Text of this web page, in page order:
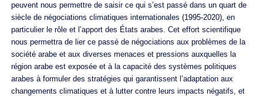
peuvent nous permettre de saisir ce qui s’est passé dans un quart de
siècle de négociations climatiques internationales (1995-2020), en
particulier le rôle et l’apport des États arabes. Cet effort scientifique
nous permettra de lier ce passé de négociations aux problèmes de la
société arabe et aux diverses menaces et pressions auxquelles la
région arabe est exposée et à la capacité des systèmes politiques
arabes à formuler des stratégies qui garantissent l’adaptation aux
changements climatiques et à lutter contre leurs impacts négatifs, et